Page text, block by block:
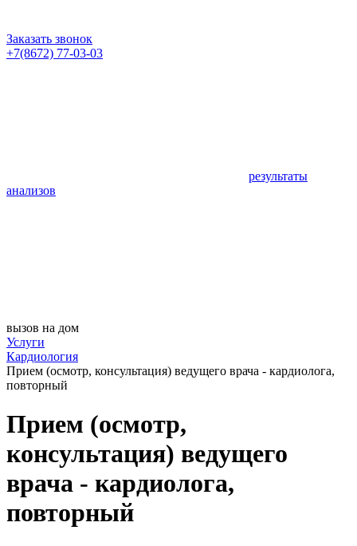
Заказать звонок
+7(8672) 77-03-03
результаты
анализов
вызов на дом
Услуги
Кардиология
Прием (осмотр, консультация) ведущего врача - кардиолога,
повторный
Прием (осмотр,
консультация) ведущего
врача - кардиолога,
повторный